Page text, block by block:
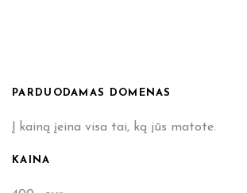
PARDUODAMAS DOMENAS
Į kainą įeina visa tai, ką jūs matote.
KAINA